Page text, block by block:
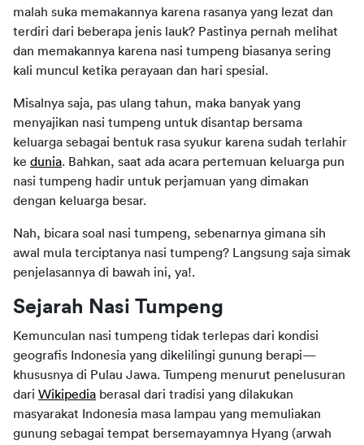
malah suka memakannya karena rasanya yang lezat dan
terdiri dari beberapa jenis lauk? Pastinya pernah melihat
dan memakannya karena nasi tumpeng biasanya sering
kali muncul ketika perayaan dan hari spesial.
Misalnya saja, pas ulang tahun, maka banyak yang
menyajikan nasi tumpeng untuk disantap bersama
keluarga sebagai bentuk rasa syukur karena sudah terlahir
ke dunia. Bahkan, saat ada acara pertemuan keluarga pun
nasi tumpeng hadir untuk perjamuan yang dimakan
dengan keluarga besar.
Nah, bicara soal nasi tumpeng, sebenarnya gimana sih
awal mula terciptanya nasi tumpeng? Langsung saja simak
penjelasannya di bawah ini, ya!.
Sejarah Nasi Tumpeng
Kemunculan nasi tumpeng tidak terlepas dari kondisi
geografis Indonesia yang dikelilingi gunung berapi—
khususnya di Pulau Jawa. Tumpeng menurut penelusuran
dari Wikipedia berasal dari tradisi yang dilakukan
masyarakat Indonesia masa lampau yang memuliakan
gunung sebagai tempat bersemayamnya Hyang (arwah